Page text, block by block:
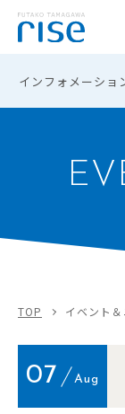
インフォメーショ
TOP イベント＆
07 Aug